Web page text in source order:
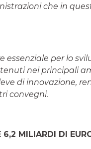
che in
per lo
nei principali
di innovazione,
convegni.
6,2 MILIARDI DI